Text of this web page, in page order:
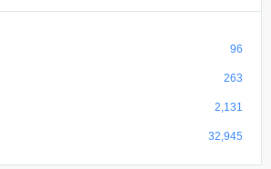
96
263
2,131
32,945